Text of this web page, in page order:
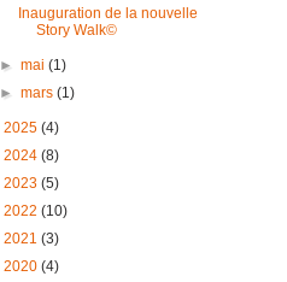
Inauguration de la nouvelle
Story Walk©
►mai(1)
►mars(1)
2025 (4)
2024 (8)
2023 (5)
2022 (10)
2021 (3)
2020 (4)